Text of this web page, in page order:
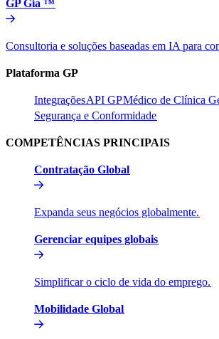
GP Gia ™​​
Consultoria e soluções baseadas em IA para
Plataforma GP​​
Integrações​​API GP​​Médico de Clínica
Segurança e Conformidade​​
COMPETÊNCIAS PRINCIPAIS​​
Contratação Global​​
Expanda seus negócios globalmente.​​
Gerenciar equipes globais​​
Simplificar o ciclo de vida do emprego.​​
Mobilidade Global​​